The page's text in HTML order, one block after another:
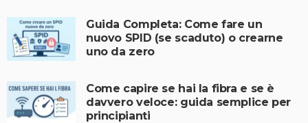
Guida Completa: Come fare un
nuovo SPID (se scaduto) o crearne
uno da zero
Come capire se hai la fibra e se è
davvero veloce: guida semplice per
principianti